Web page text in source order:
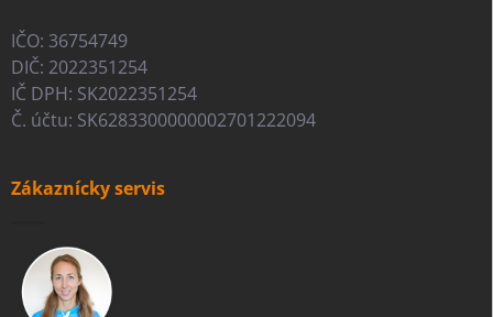
IČO: 36754749
DIČ: 2022351254
IČ DPH: SK2022351254
Č. účtu: SK6283300000002701222094
Zákaznícky servis